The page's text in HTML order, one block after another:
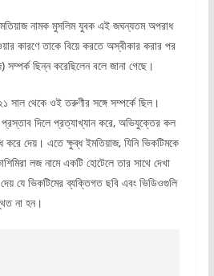
নামক মুসলিম যুবক এই জঘন্যতম অপরাধ
কারণে তাকে বিয়ে করতে অস্বীকার করার পর
ছিন্ন করেছিলেন বলে জানা গেছে।
সাল থেকে ওই তরুণীর সঙ্গে সম্পর্কে ছিল।
প্রস্তাব দিলে প্রত্যাখ্যান করে, অভিযুক্তের কল
দেয়। এতে ক্ষুব্ধ ইমতিয়াজ, যিনি ভিকটিমকে
লজ নামে একটি হোটেলে তার সাথে দেখা
যে ভিকটিমের ব্যক্তিগত ছবি এবং ভিডিওগুলি
না হন।